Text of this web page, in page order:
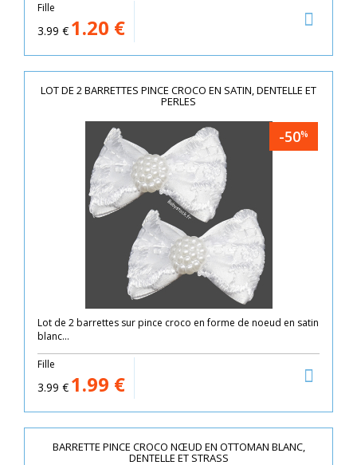
Fille
3.99 € 1.20 €
LOT DE 2 BARRETTES PINCE CROCO EN SATIN, DENTELLE ET
PERLES
-50%
Lot de 2 barrettes sur pince croco en forme de noeud en satin
blanc...
Fille
3.99 € 1.99 €
BARRETTE PINCE CROCO NŒUD EN OTTOMAN BLANC,
DENTELLE ET STRASS